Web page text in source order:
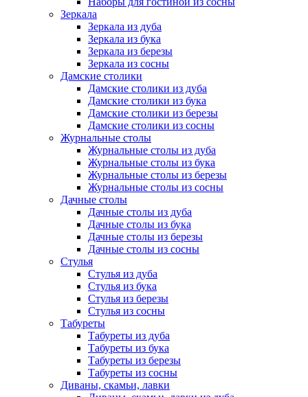
Зеркала
Зеркала из дуба
Зеркала из бука
Зеркала из березы
Зеркала из сосны
Дамские столики
Дамские столики из дуба
Дамские столики из бука
Дамские столики из березы
Дамские столики из сосны
Журнальные столы
Журнальные столы из дуба
Журнальные столы из бука
Журнальные столы из березы
Журнальные столы из сосны
Дачные столы
Дачные столы из дуба
Дачные столы из бука
Дачные столы из березы
Дачные столы из сосны
Стулья
Стулья из дуба
Стулья из бука
Стулья из березы
Стулья из сосны
Табуреты
Табуреты из дуба
Табуреты из бука
Табуреты из березы
Табуреты из сосны
Диваны, скамьи, лавки